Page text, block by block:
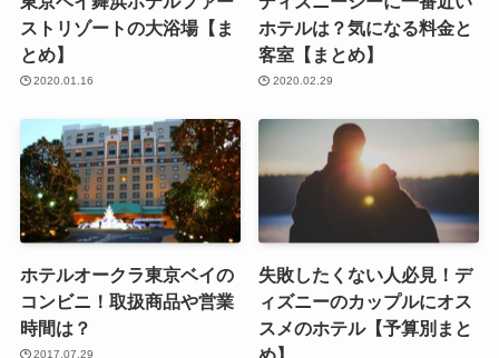
ストリゾートの大浴場【ま
とめ】
2020.01.16
ホテルは？気になる料金と
客室【まとめ】
2020.02.29
ホテルオークラ東京ベイの
コンビニ！取扱商品や営業
時間は？
2017.07.29
失敗したくない人必見！デ
ィズニーのカップルにオス
スメのホテル【予算別まと